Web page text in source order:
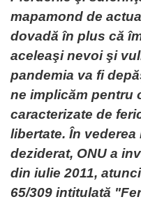
mapamond de
dovadă în plus că
aceleaşi nevoi şi
pandemia va fi
ne implicăm pentru
caracterizate de
libertate. În
deziderat, ONU a
din iulie 2011,
65/309 intitulată